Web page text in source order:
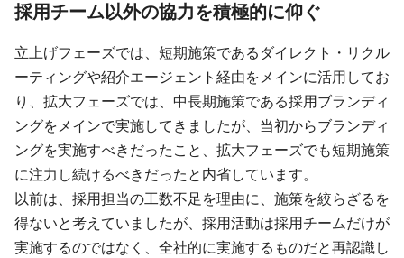
採用チーム以外の協力を積極的に仰ぐ
立上げフェーズでは、短期施策であるダイレクト・リクル
ーティングや紹介エージェント経由をメインに活用してお
り、拡大フェーズでは、中長期施策である採用ブランディ
ングをメインで実施してきましたが、当初からブランディ
ングを実施すべきだったこと、拡大フェーズでも短期施策
に注力し続けるべきだったと内省しています。
以前は、採用担当の工数不足を理由に、施策を絞らざるを
得ないと考えていましたが、採用活動は採用チームだけが
実施するのではなく、全社的に実施するものだと再認識し